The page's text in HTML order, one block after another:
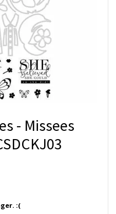
- Missees
:(